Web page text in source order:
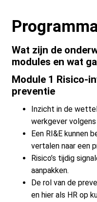
Wat zijn de
modules en wat
Module 1 Risico-
preventie
Inzicht in de
werkgever
Een RI&E kunnen
vertalen naar een
Risico’s tijdig
aanpakken.
De rol van de
en hier als HR op